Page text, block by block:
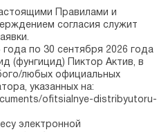
Правилами и
согласия служит
по 30 сентября 2026 года
(фунгицид) Пиктор Актив, в
любых официальных
указанных на:
ofitsialnye-distribyutoru-
электронной